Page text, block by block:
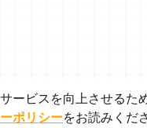
ービスを向上させるた
ポリシーをお読みくだ